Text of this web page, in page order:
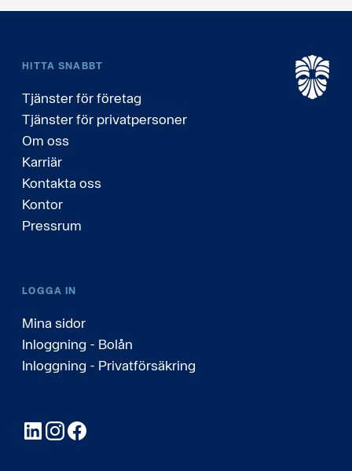
HITTA SNABBT
Tjänster för företag
Tjänster för privatpersoner
Om oss
Karriär
Kontakta oss
Kontor
Pressrum
LOGGA IN
Mina sidor
Inloggning - Bolån
Inloggning - Privatförsäkring
LinkedInInstagram